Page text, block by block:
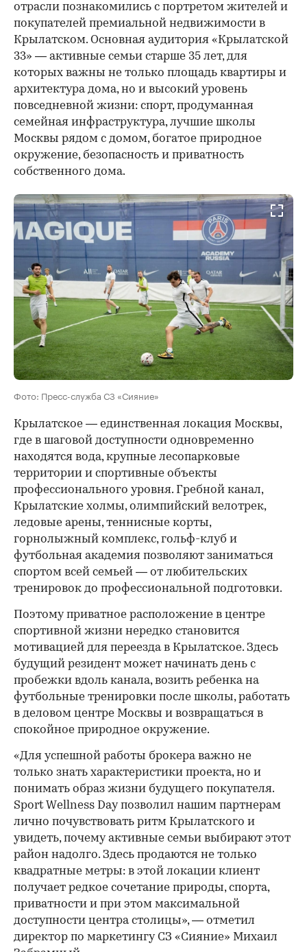
отрасли познакомились с портретом жителей и
покупателей премиальной недвижимости в
Крылатском. Основная аудитория «Крылатской
33» — активные семьи старше 35 лет, для
которых важны не только площадь квартиры и
архитектура дома, но и высокий уровень
повседневной жизни: спорт, продуманная
семейная инфраструктура, лучшие школы
Москвы рядом с домом, богатое природное
окружение, безопасность и приватность
собственного дома.
Фото: Пресс-служба СЗ «Сияние»
Крылатское — единственная локация Москвы,
где в шаговой доступности одновременно
находятся вода, крупные лесопарковые
территории и спортивные объекты
профессионального уровня. Гребной канал,
Крылатские холмы, олимпийский велотрек,
ледовые арены, теннисные корты,
горнолыжный комплекс, гольф-клуб и
футбольная академия позволяют заниматься
спортом всей семьей — от любительских
тренировок до профессиональной подготовки.
Поэтому приватное расположение в центре
спортивной жизни нередко становится
мотивацией для переезда в Крылатское. Здесь
будущий резидент может начинать день с
пробежки вдоль канала, возить ребенка на
футбольные тренировки после школы, работать
в деловом центре Москвы и возвращаться в
спокойное природное окружение.
«Для успешной работы брокера важно не
только знать характеристики проекта, но и
понимать образ жизни будущего покупателя.
Sport Wellness Day позволил нашим партнерам
лично почувствовать ритм Крылатского и
увидеть, почему активные семьи выбирают этот
район надолго. Здесь продаются не только
квадратные метры: в этой локации клиент
получает редкое сочетание природы, спорта,
приватности и при этом максимальной
доступности центра столицы», — отметил
директор по маркетингу СЗ «Сияние» Михаил